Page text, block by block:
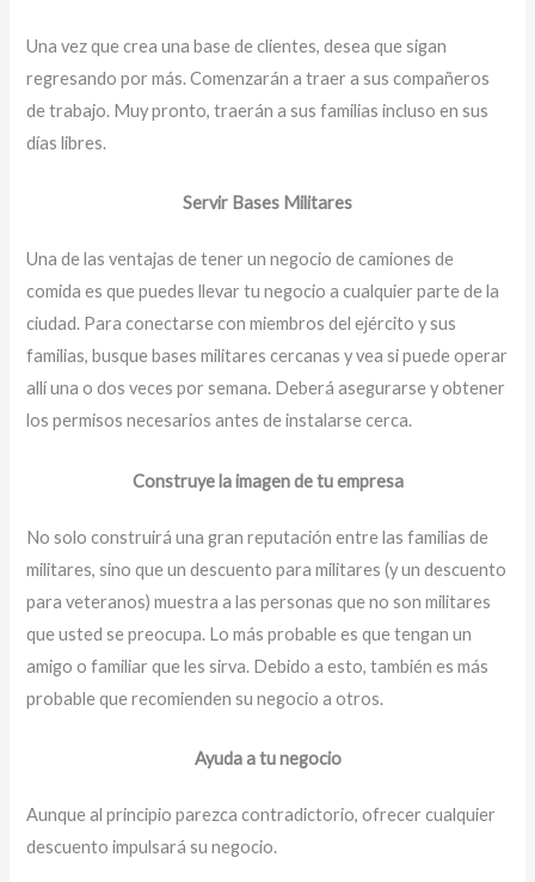
Una vez que crea una base de clientes, desea que sigan
regresando por más. Comenzarán a traer a sus compañeros
de trabajo. Muy pronto, traerán a sus familias incluso en sus
días libres.
Servir Bases Militares
Una de las ventajas de tener un negocio de camiones de
comida es que puedes llevar tu negocio a cualquier parte de la
ciudad. Para conectarse con miembros del ejército y sus
familias, busque bases militares cercanas y vea si puede operar
allí una o dos veces por semana. Deberá asegurarse y obtener
los permisos necesarios antes de instalarse cerca.
Construye la imagen de tu empresa
No solo construirá una gran reputación entre las familias de
militares, sino que un descuento para militares (y un descuento
para veteranos) muestra a las personas que no son militares
que usted se preocupa. Lo más probable es que tengan un
amigo o familiar que les sirva. Debido a esto, también es más
probable que recomienden su negocio a otros.
Ayuda a tu negocio
Aunque al principio parezca contradictorio, ofrecer cualquier
descuento impulsará su negocio.